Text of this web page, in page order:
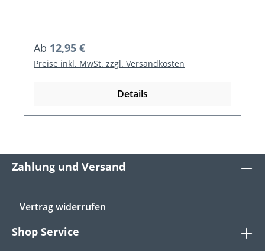
Regulärer Preis:
Ab 12,95 €
Preise inkl. MwSt. zzgl. Versandkosten
Details
Zahlung und Versand
Vertrag widerrufen
Shop Service